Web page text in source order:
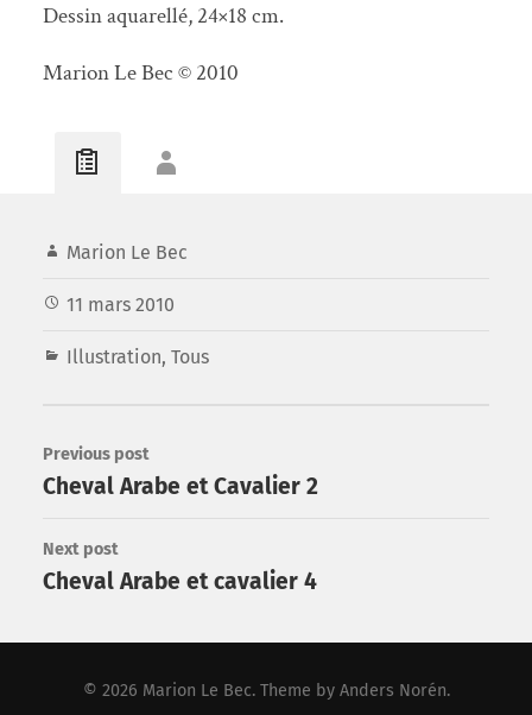
Dessin aquarellé, 24×18 cm.
Marion Le Bec © 2010
Marion Le Bec
11 mars 2010
Illustration, Tous
Previous post
Cheval Arabe et Cavalier 2
Next post
Cheval Arabe et cavalier 4
© 2026 Marion Le Bec. Theme by Anders Norén.